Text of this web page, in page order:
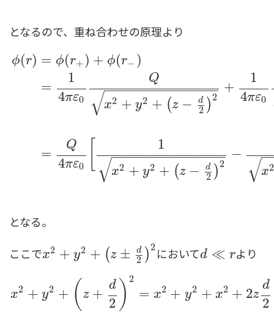
となるので、重ね合わせの原理より
ϕ(r) =
=
=
ϕ(r+ ) + ϕ(r− )
1
4πε0
Q
x2 + y2 + (z − d
2 )2
− −
−−−−−−−−−−−−−
√
+
1
4πε0
Q
4πε0
1
x2 + y2 + (z − d
2 )2
− −
−−−−−−−−−−−−−
√
−
x2
−
√
)= 2 d2)
となる。
ここでx2 + y2 + (z ± d
2 )2
x2+y2 +(z ±d 2)2 においてd ≪ r
d≪r より
x2 + y2 + ( z +
d
2 ) 2
= x2 + y2 + x2 + 2z
d
2